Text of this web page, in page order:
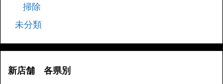
掃除
未分類
新店舗 各県別